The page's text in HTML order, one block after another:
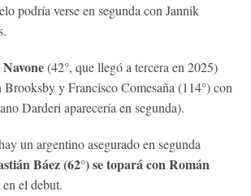
podría verse en segunda con Jannik
(42°, que llegó a tercera en 2025)
Brooksby y Francisco Comesaña (114°) con
Darderi aparecería en segunda).
un argentino asegurado en segunda
Báez (62°) se topará con Román
el debut.